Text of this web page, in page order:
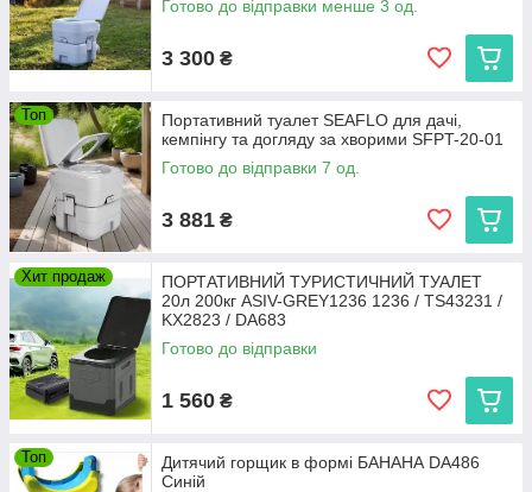
Готово до відправки менше 3 од.
3 300 ₴
Топ
Портативний туалет SEAFLO для дачі,
кемпінгу та догляду за хворими SFPT-20-01
Готово до відправки 7 од.
3 881 ₴
Хит продаж
ПОРТАТИВНИЙ ТУРИСТИЧНИЙ ТУАЛЕТ
20л 200кг ASIV-GREY1236 1236 / TS43231 /
KX2823 / DA683
Готово до відправки
1 560 ₴
Топ
Дитячий горщик в формі БАНАНА DA486
Синій